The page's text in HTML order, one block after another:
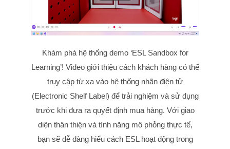
Khám phá hệ thống demo ‘ESL Sandbox for
Learning’! Video giới thiệu cách khách hàng có thể
truy cập từ xa vào hệ thống nhãn điện tử
(Electronic Shelf Label) để trải nghiệm và sử dụng
trước khi đưa ra quyết định mua hàng. Với giao
diện thân thiện và tính năng mô phỏng thực tế,
bạn sẽ dễ dàng hiểu cách ESL hoạt động trong